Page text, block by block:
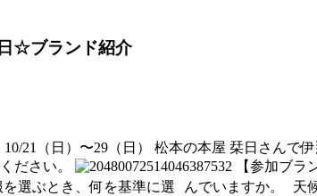
☆ブランド紹介
10/21（日）〜29（日） 松本の本屋 栞日さん
ださい。
【参加ブラ
を選ぶとき、何を基準に選 んでいますか。 天